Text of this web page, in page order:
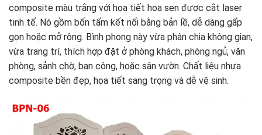
composite màu trắng với họa tiết hoa sen được cắt laser
tinh tế. Nó gồm bốn tấm kết nối bằng bản lề, dễ dàng gấp
gọn hoặc mở rộng. Bình phong này vừa phân chia không gian,
vừa trang trí, thích hợp đặt ở phòng khách, phòng ngủ, văn
phòng, sảnh chờ, ban công, hoặc sân vườn. Chất liệu nhựa
composite bền đẹp, họa tiết sang trọng và dễ vệ sinh.